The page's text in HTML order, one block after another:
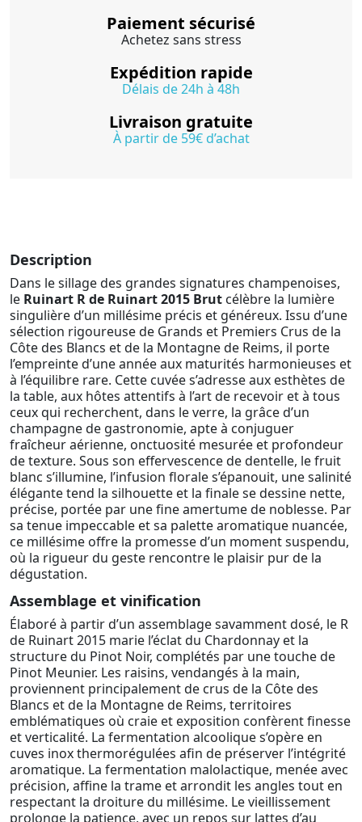
Paiement sécurisé
Achetez sans stress
Expédition rapide
Délais de 24h à 48h
Livraison gratuite
À partir de 59€ d’achat
Description
Dans le sillage des grandes signatures champenoises,
le Ruinart R de Ruinart 2015 Brut célèbre la lumière
singulière d’un millésime précis et généreux. Issu d’une
sélection rigoureuse de Grands et Premiers Crus de la
Côte des Blancs et de la Montagne de Reims, il porte
l’empreinte d’une année aux maturités harmonieuses et
à l’équilibre rare. Cette cuvée s’adresse aux esthètes de
la table, aux hôtes attentifs à l’art de recevoir et à tous
ceux qui recherchent, dans le verre, la grâce d’un
champagne de gastronomie, apte à conjuguer
fraîcheur aérienne, onctuosité mesurée et profondeur
de texture. Sous son effervescence de dentelle, le fruit
blanc s’illumine, l’infusion florale s’épanouit, une salinité
élégante tend la silhouette et la finale se dessine nette,
précise, portée par une fine amertume de noblesse. Par
sa tenue impeccable et sa palette aromatique nuancée,
ce millésime offre la promesse d’un moment suspendu,
où la rigueur du geste rencontre le plaisir pur de la
dégustation.
Assemblage et vinification
Élaboré à partir d’un assemblage savamment dosé, le R
de Ruinart 2015 marie l’éclat du Chardonnay et la
structure du Pinot Noir, complétés par une touche de
Pinot Meunier. Les raisins, vendangés à la main,
proviennent principalement de crus de la Côte des
Blancs et de la Montagne de Reims, territoires
emblématiques où craie et exposition confèrent finesse
et verticalité. La fermentation alcoolique s’opère en
cuves inox thermorégulées afin de préserver l’intégrité
aromatique. La fermentation malolactique, menée avec
précision, affine la trame et arrondit les angles tout en
respectant la droiture du millésime. Le vieillissement
prolonge la patience, avec un repos sur lattes d’au